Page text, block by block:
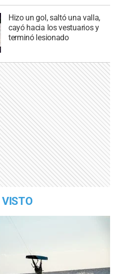
Hizo un gol, saltó una valla,
cayó hacia los vestuarios y
terminó lesionado